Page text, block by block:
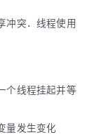
冲突．线程使用
个线程挂起并等
量发生变化